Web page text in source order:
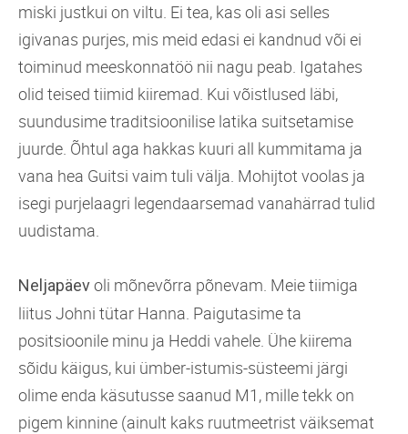
miski justkui on viltu. Ei tea, kas oli asi selles
igivanas purjes, mis meid edasi ei kandnud või ei
toiminud meeskonnatöö nii nagu peab. Igatahes
olid teised tiimid kiiremad. Kui võistlused läbi,
suundusime traditsioonilise latika suitsetamise
juurde. Õhtul aga hakkas kuuri all kummitama ja
vana hea Guitsi vaim tuli välja. Mohijtot voolas ja
isegi purjelaagri legendaarsemad vanahärrad tulid
uudistama.
Neljapäevoli mõnevõrra põnevam. Meie tiimiga
liitus Johni tütar Hanna. Paigutasime ta
positsioonile minu ja Heddi vahele. Ühe kiirema
sõidu käigus, kui ümber-istumis-süsteemi järgi
olime enda käsutusse saanud M1, mille tekk on
pigem kinnine (ainult kaks ruutmeetrist väiksemat